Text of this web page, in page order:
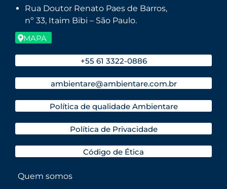
Rua Doutor Renato Paes de Barros,
nº 33, Itaim Bibi – São Paulo.
MAPA
+55 61 3322-0886
ambientare@ambientare.com.br
Política de qualidade Ambientare
Política de Privacidade
Código de Ética
Quem somos